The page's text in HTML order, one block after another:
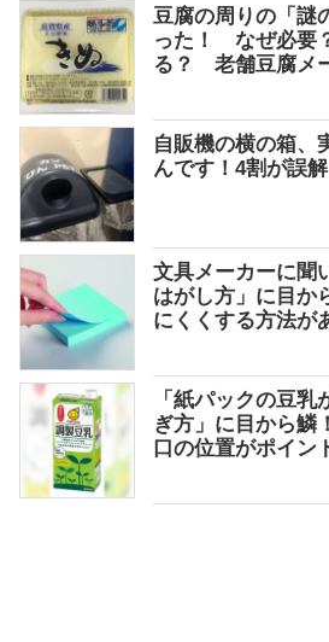
豆腐の周りの「謎
った！ なぜ必要
る？ 老舗豆腐メ
自販機の横の箱、
んです！4割が誤
文具メーカーに聞
はがし方」に目
にくくする方法が
「紙パックの豆
ぎ方」に目から
口の位置がポイン